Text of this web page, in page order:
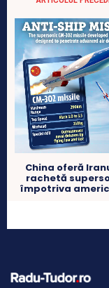
China oferă
rachetă
împotriva